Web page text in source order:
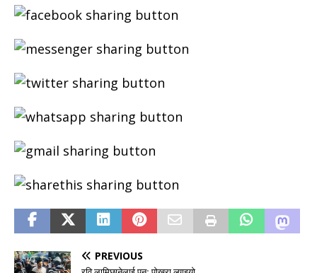
PREVIOUS